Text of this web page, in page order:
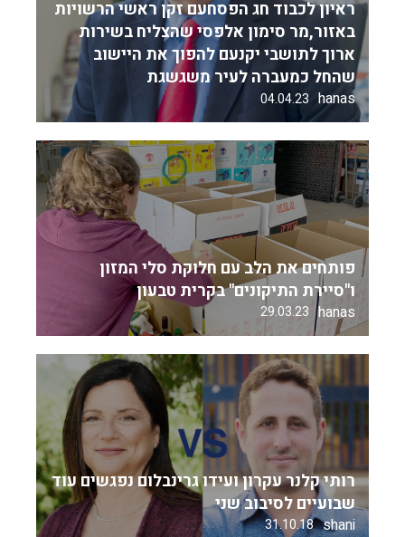
ראיון לכבוד חג הפסחעם זקן ראשי הרשויות
באזור,מר סימון אלפסי שהצליח בשירות
ארוך לתושבי יקנעם להפוך את היישוב
שהחל כמעברה לעיר משגשגת
hanas
04.04.23
פותחים את הלב עם חלוקת סלי המזון
ו"סיירת התיקונים" בקרית טבעון
hanas
29.03.23
רותי קלנר עקרון ועידו גרינבלום נפגשים עוד
שבועיים לסיבוב שני
shani
31.10.18